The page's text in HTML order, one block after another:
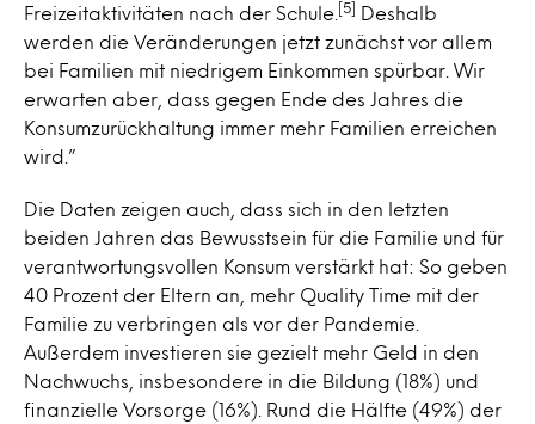
Freizeitaktivitäten nach der Schule.
[5]
Deshalb
werden die Veränderungen jetzt zunächst vor allem
bei Familien mit niedrigem Einkommen spürbar. Wir
erwarten aber, dass gegen Ende des Jahres die
Konsumzurückhaltung immer mehr Familien erreichen
wird.”
Die Daten zeigen auch, dass sich in den letzten
beiden Jahren das Bewusstsein für die Familie und für
verantwortungsvollen Konsum verstärkt hat: So geben
40 Prozent der Eltern an, mehr Quality Time mit der
Familie zu verbringen als vor der Pandemie.
Außerdem investieren sie gezielt mehr Geld in den
Nachwuchs, insbesondere in die Bildung (18%) und
finanzielle Vorsorge (16%). Rund die Hälfte (49%) der